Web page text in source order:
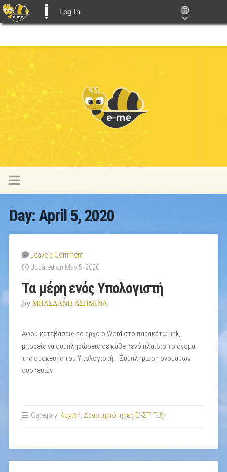
Log In
Day:April 5, 2020
Leave a Comment
Updated on May 5, 2020
Τα μέρη ενός Υπολογιστή
by ΜΠΑΣΔΑΝΗ ΑΣΗΜΙΝΑ
Αφού κατεβάσεις το αρχείο Word στο παρακάτω link,
μπορείς να συμπληρώσεις σε κάθε κενό πλαίσιο το όνομα
της συσκευής του Υπολογιστή. Συμπλήρωση ονομάτων
συσκευών
Category: Αρχική, Δραστηριότητες Ε'-ΣΤ' Τάξη